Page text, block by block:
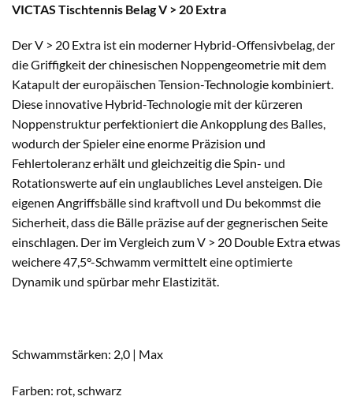
VICTAS Tischtennis BelagV > 20 Extra
Der V > 20 Extra ist ein moderner Hybrid-Offensivbelag, der
die Griffigkeit der chinesischen Noppengeometrie mit dem
Katapult der europäischen Tension-Technologie kombiniert.
Diese innovative Hybrid-Technologie mit der kürzeren
Noppenstruktur perfektioniert die Ankopplung des Balles,
wodurch der Spieler eine enorme Präzision und
Fehlertoleranz erhält und gleichzeitig die Spin- und
Rotationswerte auf ein unglaubliches Level ansteigen. Die
eigenen Angriffsbälle sind kraftvoll und Du bekommst die
Sicherheit, dass die Bälle präzise auf der gegnerischen Seite
einschlagen. Der im Vergleich zum V > 20 Double Extra etwas
weichere 47,5°-Schwamm vermittelt eine optimierte
Dynamik und spürbar mehr Elastizität.
Schwammstärken: 2,0 | Max
Farben: rot, schwarz